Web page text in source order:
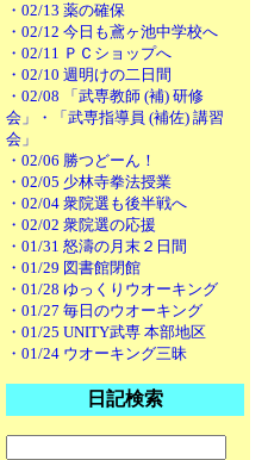
・02/13 薬の確保
・02/12 今日も鳶ヶ池中学校へ
・02/11 ＰＣショップへ
・02/10 週明けの二日間
・02/08 「武専教師 (補) 研修
会」・「武専指導員 (補佐) 講習
会」
・02/06 勝つどーん！
・02/05 少林寺拳法授業
・02/04 衆院選も後半戦へ
・02/02 衆院選の応援
・01/31 怒濤の月末２日間
・01/29 図書館閉館
・01/28 ゆっくりウオーキング
・01/27 毎日のウオーキング
・01/25 UNITY武専 本部地区
・01/24 ウオーキング三昧
日記検索